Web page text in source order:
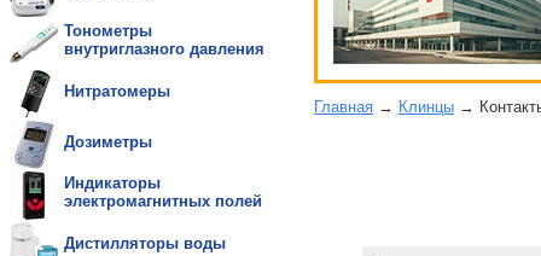
Тонометры
внутриглазного давления
Нитратомеры
Дозиметры
Индикаторы
электромагнитных полей
Дистилляторы воды
Главная → Клинцы →